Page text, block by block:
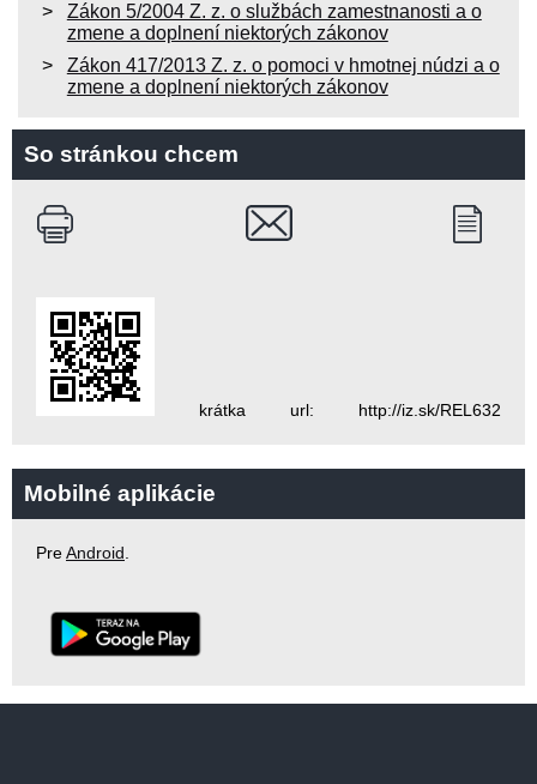
Zákon 5/2004 Z. z. o službách zamestnanosti a o
zmene a doplnení niektorých zákonov
Zákon 417/2013 Z. z. o pomoci v hmotnej núdzi a o
zmene a doplnení niektorých zákonov
So stránkou chcem
krátka url: http://iz.sk/REL632
Mobilné aplikácie
PreAndroid.